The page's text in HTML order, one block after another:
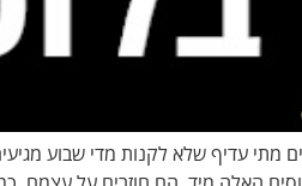
מתי עדיף שלא לקנות מדי שבוע